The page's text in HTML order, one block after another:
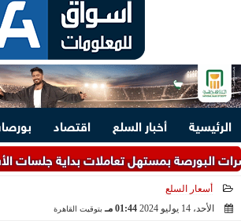
الرئيسية أخبار السلع اقتصاد
بمستهل تعاملات بداية جلسات الأسبوع
أسعار السلع
الأحد، 14 يوليو 2024
01:44 مـ بتوقيت القاهرة